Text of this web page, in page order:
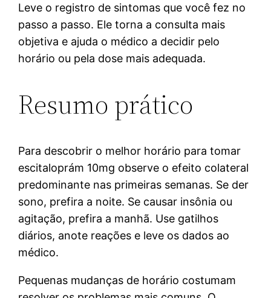
Leve o registro de sintomas que você fez no
passo a passo. Ele torna a consulta mais
objetiva e ajuda o médico a decidir pelo
horário ou pela dose mais adequada.
Resumo prático
Para descobrir o melhor horário para tomar
escitaloprám 10mg observe o efeito colateral
predominante nas primeiras semanas. Se der
sono, prefira a noite. Se causar insônia ou
agitação, prefira a manhã. Use gatilhos
diários, anote reações e leve os dados ao
médico.
Pequenas mudanças de horário costumam